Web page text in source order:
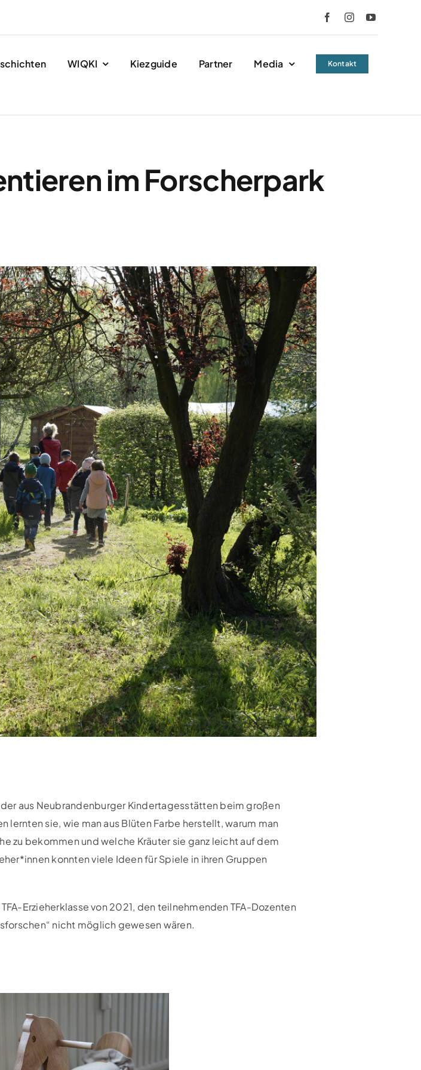
WIQKI Kiezguide Partner Media Kontakt
im Forscherpark
aus Neubrandenburger Kindertagesstätten beim großen
sie, wie man aus Blüten Farbe herstellt, warum man
zu bekommen und welche Kräuter sie ganz leicht auf dem
konnten viele Ideen für Spiele in ihren Gruppen
Erzieherklasse von 2021, den teilnehmenden TFA-Dozenten
nicht möglich gewesen wären.